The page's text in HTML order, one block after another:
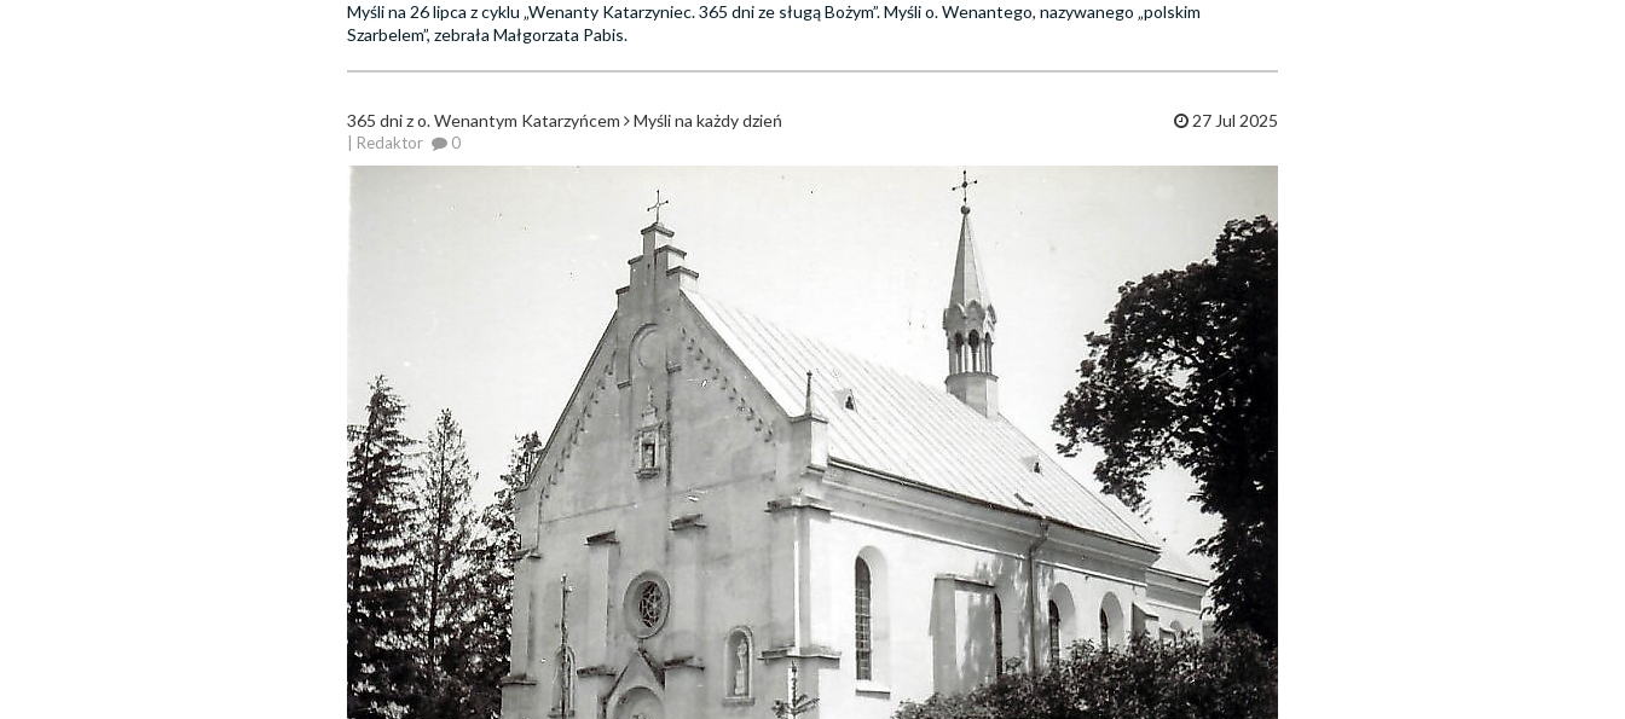
Myśli na 26 lipca z cyklu „Wenanty Katarzyniec. 365 dni ze sługą Bożym”. Myśli o. Wenantego, nazywanego „polskim
Szarbelem”, zebrała Małgorzata Pabis.
365 dni z o. Wenantym Katarzyńcem Myśli na każdy dzień
| Redaktor 0
27 Jul 2025